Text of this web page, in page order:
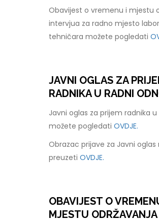
Obavijest o vremenu i mjestu
intervjua za radno mjesto
tehničara možete pogledati
JAVNI OGLAS ZA
RADNIKA U RADNI
Javni oglas za prijem radnika
možete pogledatiOVDJE.
Obrazac prijave za Javni oglas
preuzetiOVDJE.
OBAVIJEST O
MJESTU ODRŽAVANJA